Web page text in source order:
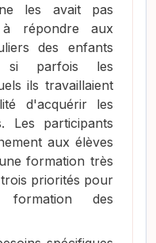
les avait pas
à répondre aux
des enfants
si parfois les
ils travaillaient
d'acquérir les
Les participants
aux élèves
formation très
priorités pour
des